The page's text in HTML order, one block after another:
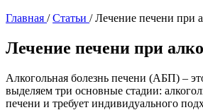
Главная /Статьи /Лечение печени при
Лечение печени при
Алкогольная болезнь печени (АБП) –
выделяем три основные стадии:
печени и требует индивидуального